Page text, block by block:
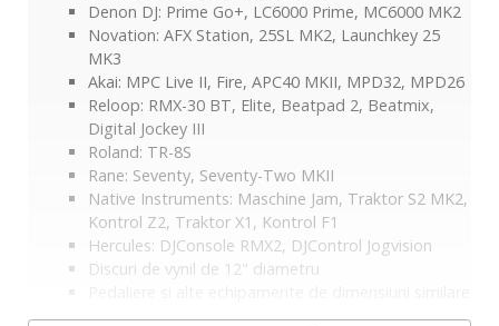
Denon DJ: Prime Go+, LC6000 Prime, MC6000 MK2
Novation: AFX Station, 25SL MK2, Launchkey 25
MK3
Akai: MPC Live II, Fire, APC40 MKII, MPD32, MPD26
Reloop: RMX-30 BT, Elite, Beatpad 2, Beatmix,
Digital Jockey III
Roland: TR-8S
Rane: Seventy, Seventy-Two MKII
Native Instruments: Maschine Jam, Traktor S2 MK2,
Kontrol Z2, Traktor X1, Kontrol F1
Hercules: DJConsole RMX2, DJControl Jogvision
Discuri de vynil de 12" diametru